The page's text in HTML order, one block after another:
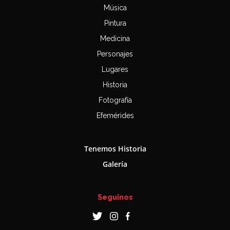
Música
Pintura
Medicina
Personajes
Lugares
Historia
Fotografía
Efemérides
Tenemos Historia
Galería
Seguinos